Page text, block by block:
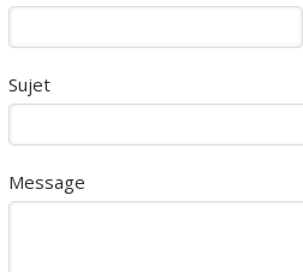
Sujet
Message